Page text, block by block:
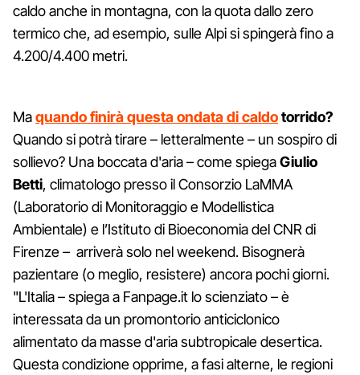
caldo anche in montagna, con la quota dallo zero
termico che, ad esempio, sulle Alpi si spingerà fino a
4.200/4.400 metri.
Maquando finirà questa ondata di caldotorrido?
Quando si potrà tirare – letteralmente – un sospiro di
sollievo? Una boccata d'aria – come spiegaGiulio
Betti, climatologo presso il Consorzio LaMMA
(Laboratorio di Monitoraggio e Modellistica
Ambientale) e l’Istituto di Bioeconomia del CNR di
Firenze – arriverà solo nel weekend. Bisognerà
pazientare (o meglio, resistere) ancora pochi giorni.
"L'Italia – spiega a Fanpage.it lo scienziato – è
interessata da un promontorio anticiclonico
alimentato da masse d'aria subtropicale desertica.
Questa condizione opprime, a fasi alterne, le regioni